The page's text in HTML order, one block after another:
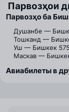
Парвозҳои
Парвозҳо ба
Душанбе —
Тошканд —
Уш — Бишкек
Маскав —
Авиабилеты в